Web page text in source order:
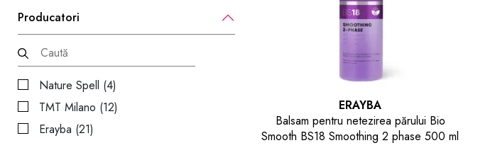
Producatori
Nature Spell (4)
TMT Milano (12)
Erayba (21)
ERAYBA
Balsam pentru netezirea părului Bio
Smooth BS18 Smoothing 2 phase 500 ml